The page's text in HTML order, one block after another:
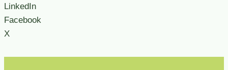
LinkedIn
Facebook
X